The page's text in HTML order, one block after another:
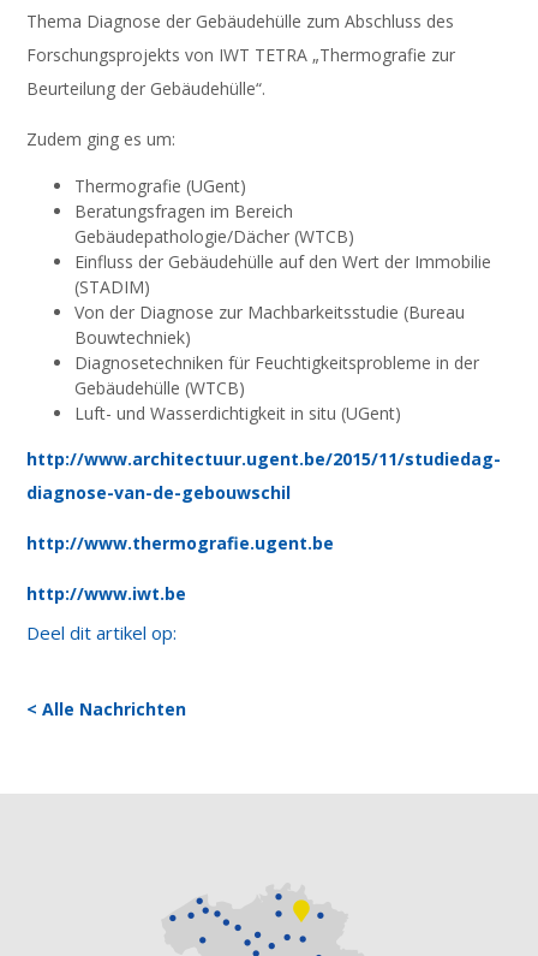
Thema Diagnose der Gebäudehülle zum Abschluss des
Forschungsprojekts von IWT TETRA „Thermografie zur
Beurteilung der Gebäudehülle“.
Zudem ging es um:
Thermografie (UGent)
Beratungsfragen im Bereich
Gebäudepathologie/Dächer (WTCB)
Einfluss der Gebäudehülle auf den Wert der Immobilie
(STADIM)
Von der Diagnose zur Machbarkeitsstudie (Bureau
Bouwtechniek)
Diagnosetechniken für Feuchtigkeitsprobleme in der
Gebäudehülle (WTCB)
Luft- und Wasserdichtigkeit in situ (UGent)
http://www.architectuur.ugent.be/2015/11/studiedag-
diagnose-van-de-gebouwschil
http://www.thermografie.ugent.be
http://www.iwt.be
Deel dit artikel op:
< Alle Nachrichten